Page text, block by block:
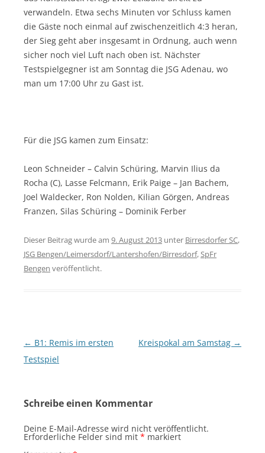
verwandeln. Etwa sechs Minuten vor Schluss kamen
die Gäste noch einmal auf zwischenzeitlich 4:3 heran,
der Sieg geht aber insgesamt in Ordnung, auch wenn
sicher noch viel Luft nach oben ist. Nächster
Testspielgegner ist am Sonntag die JSG Adenau, wo
man um 17:00 Uhr zu Gast ist.
Für die JSG kamen zum Einsatz:
Leon Schneider – Calvin Schüring, Marvin Ilius da
Rocha (C), Lasse Felcmann, Erik Paige – Jan Bachem,
Joel Waldecker, Ron Nolden, Kilian Görgen, Andreas
Franzen, Silas Schüring – Dominik Ferber
Dieser Beitrag wurde am 9. August 2013 unter Birresdorfer SC,
JSG Bengen/Leimersdorf/Lantershofen/Birresdorf, SpFr
Bengen veröffentlicht.
Beitragsnavigation
← B1: Remis im ersten
Testspiel
Kreispokal am Samstag →
Schreibe einen Kommentar
Deine E-Mail-Adresse wird nicht veröffentlicht.
Erforderliche Felder sind mit * markiert